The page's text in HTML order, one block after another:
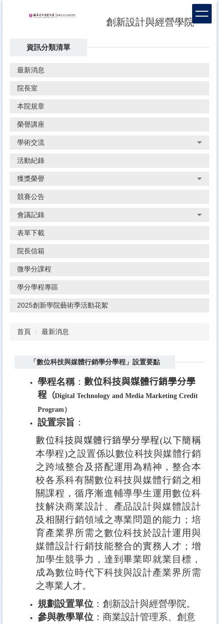
創新設計與經營學院
資訊分類清單
最新消息
院長室
本院規章
榮譽講座
學術交流
活動紀錄
獲獎榮譽
競賽公告
會議記錄
表單下載
院長信箱
微學分課程
學分學程專區
2025創新學院藝術季活動花絮
首頁 最新消息
「數位科技與媒體行銷學分學程」設置要點
學程名稱 ： 數位科技與媒體行銷學分學
程 （Digital Technology and Media Marketing Credit
Program ）
設置宗旨 ：
數位科技與媒體行銷學分學程(以下簡稱
本學程)之設置係以數位科技與媒體行銷
之跨域整合及搭配運用為精神，整合本
校各系科有關數位科技與媒體行銷之相
關課程，循序漸進輔導學生運用數位科
技解決商業設計、產品設計與媒體設計
及相關行銷領域之專業問題的能力；培
育產業界所需之數位科技於設計運用與
媒體設計行銷技能整合的實務人才；增
加學生競爭力，達到畢業即就業目標，
成為數位時代下科技與設計產業界所需
之專業人才。
規劃設置單位 ：創新設計與經營學院。
參與教學單位 ：商業設計管理系、創意